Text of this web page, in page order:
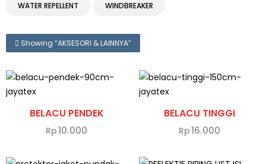
WATER REPELLENT WINDBREAKER
Showing “AKSESORI & LAINNYA”
BELACU PENDEK
Rp10.000
BELACU TINGGI
Rp16.000